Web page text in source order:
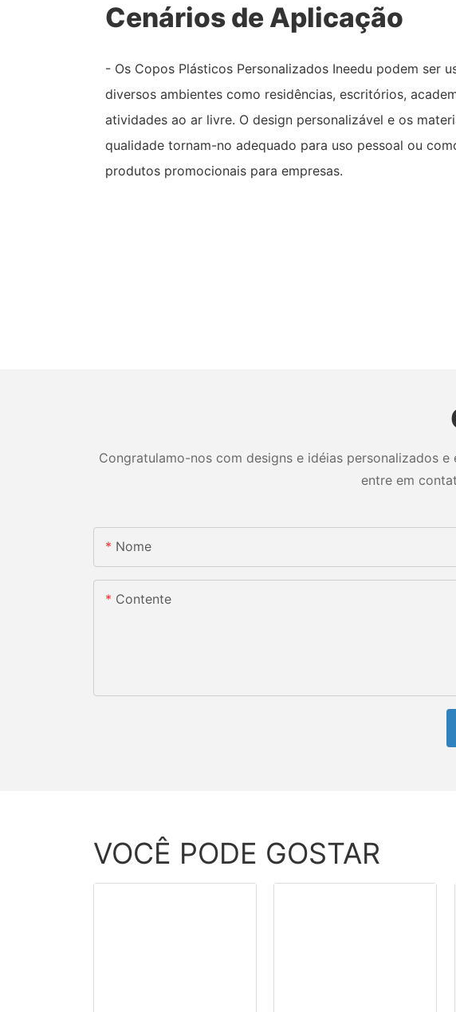
Cenários de Aplicação
- Os Copos Plásticos Personalizados Ineedu podem ser
diversos ambientes como residências, escritórios,
atividades ao ar livre. O design personalizável e os
qualidade tornam-no adequado para uso pessoal ou
produtos promocionais para empresas.
Congratulamo-nos com designs e idéias personalizados
entre em
Nome
Contente
VOCÊ PODE GOSTAR